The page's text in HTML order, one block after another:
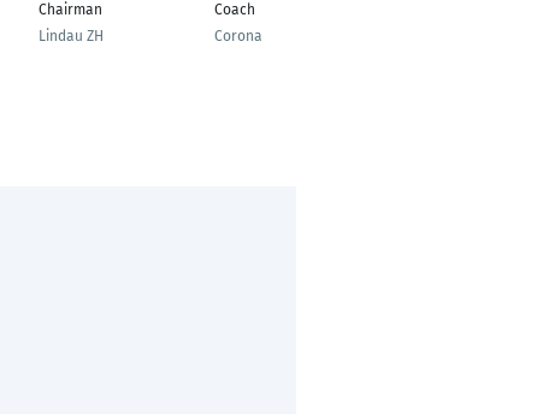
Chairman
Lindau ZH
Coach
Corona